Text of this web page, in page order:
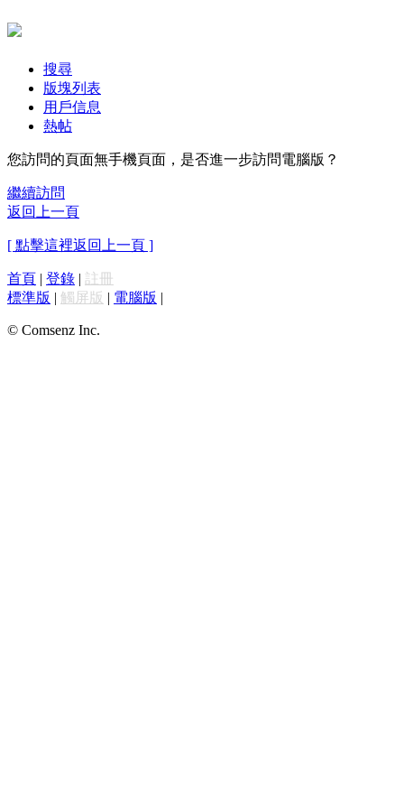
搜尋
版塊列表
用戶信息
熱帖
您訪問的頁面無手機頁面，是否進一步訪問電腦版？
繼續訪問
返回上一頁
[ 點擊這裡返回上一頁 ]
首頁 | 登錄 | 註冊
標準版 | 觸屏版 | 電腦版 |
© Comsenz Inc.